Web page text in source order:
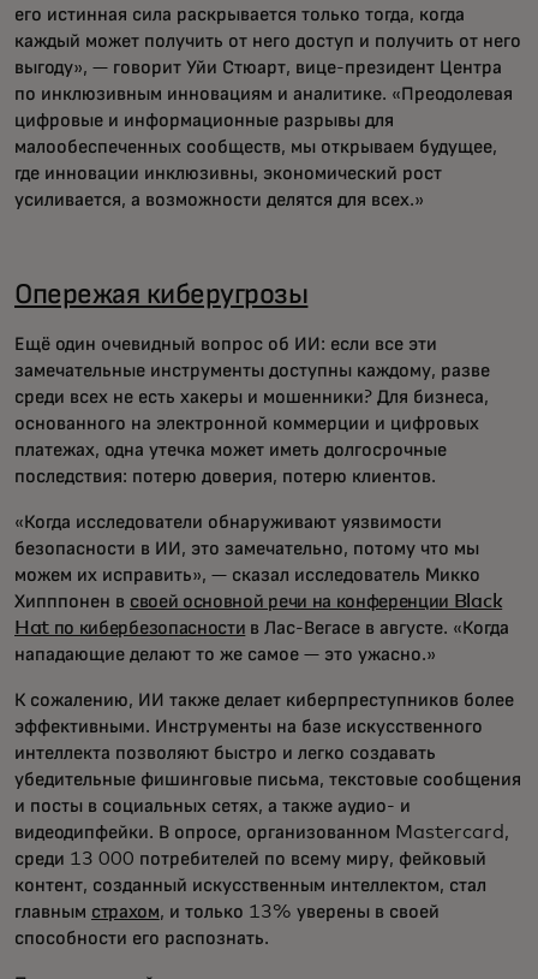
его истинная сила раскрывается только тогда, когда
каждый может получить от него доступ и получить от него
выгоду», — говорит Уйи Стюарт, вице-президент Центра
по инклюзивным инновациям и аналитике. «Преодолевая
цифровые и информационные разрывы для
малообеспеченных сообществ, мы открываем будущее,
где инновации инклюзивны, экономический рост
усиливается, а возможности делятся для всех.»
Опережая киберугрозы
Ещё один очевидный вопрос об ИИ: если все эти
замечательные инструменты доступны каждому, разве
среди всех не есть хакеры и мошенники? Для бизнеса,
основанного на электронной коммерции и цифровых
платежах, одна утечка может иметь долгосрочные
последствия: потерю доверия, потерю клиентов.
«Когда исследователи обнаруживают уязвимости
безопасности в ИИ, это замечательно, потому что мы
можем их исправить», — сказал исследователь Микко
Хипппонен в своей основной речи на конференции Black
Hat по кибербезопасности в Лас-Вегасе в августе. «Когда
нападающие делают то же самое — это ужасно.»
К сожалению, ИИ также делает киберпреступников более
эффективными. Инструменты на базе искусственного
интеллекта позволяют быстро и легко создавать
убедительные фишинговые письма, текстовые сообщения
и посты в социальных сетях, а также аудио- и
видеодипфейки. В опросе, организованном Mastercard,
среди 13 000 потребителей по всему миру, фейковый
контент, созданный искусственным интеллектом, стал
главным страхом, и только 13% уверены в своей
способности его распознать.